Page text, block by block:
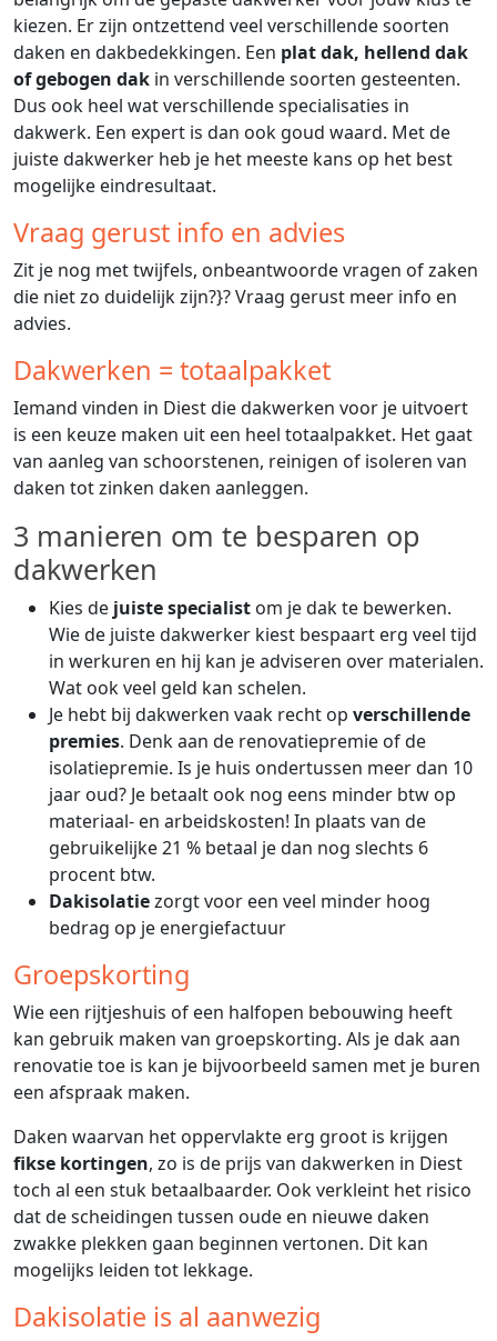
kiezen. Er zijn ontzettend veel verschillende soorten
daken en dakbedekkingen. Een plat dak, hellend dak
of gebogen dak in verschillende soorten gesteenten.
Dus ook heel wat verschillende specialisaties in
dakwerk. Een expert is dan ook goud waard. Met de
juiste dakwerker heb je het meeste kans op het best
mogelijke eindresultaat.
Vraag gerust info en advies
Zit je nog met twijfels, onbeantwoorde vragen of zaken
die niet zo duidelijk zijn?}? Vraag gerust meer info en
advies.
Dakwerken = totaalpakket
Iemand vinden in Diest die dakwerken voor je uitvoert
is een keuze maken uit een heel totaalpakket. Het gaat
van aanleg van schoorstenen, reinigen of isoleren van
daken tot zinken daken aanleggen.
3 manieren om te besparen op
dakwerken
Kies de juiste specialist om je dak te bewerken.
Wie de juiste dakwerker kiest bespaart erg veel tijd
in werkuren en hij kan je adviseren over materialen.
Wat ook veel geld kan schelen.
Je hebt bij dakwerken vaak recht op verschillende
premies. Denk aan de renovatiepremie of de
isolatiepremie. Is je huis ondertussen meer dan 10
jaar oud? Je betaalt ook nog eens minder btw op
materiaal- en arbeidskosten! In plaats van de
gebruikelijke 21 % betaal je dan nog slechts 6
procent btw.
Dakisolatiezorgt voor een veel minder hoog
bedrag op je energiefactuur
Groepskorting
Wie een rijtjeshuis of een halfopen bebouwing heeft
kan gebruik maken van groepskorting. Als je dak aan
renovatie toe is kan je bijvoorbeeld samen met je buren
een afspraak maken.
Daken waarvan het oppervlakte erg groot is krijgen
fikse kortingen, zo is de prijs van dakwerken in Diest
toch al een stuk betaalbaarder. Ook verkleint het risico
dat de scheidingen tussen oude en nieuwe daken
zwakke plekken gaan beginnen vertonen. Dit kan
mogelijks leiden tot lekkage.
Dakisolatie is al aanwezig